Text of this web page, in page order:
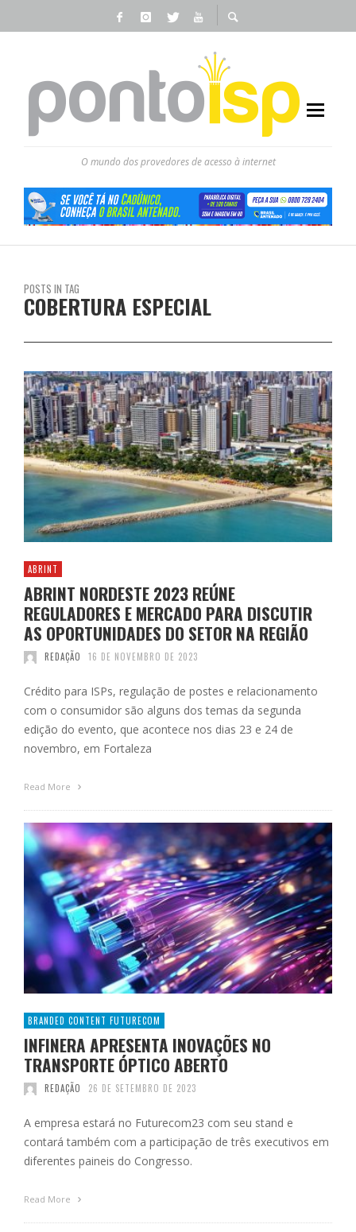
O mundo dos provedores de acesso à internet
POSTS IN TAG
COBERTURA ESPECIAL
ABRINT
ABRINT NORDESTE 2023 REÚNE
REGULADORES E MERCADO PARA DISCUTIR
AS OPORTUNIDADES DO SETOR NA REGIÃO
REDAÇÃO 16 DE NOVEMBRO DE 2023
Crédito para ISPs, regulação de postes e relacionamento
com o consumidor são alguns dos temas da segunda
edição do evento, que acontece nos dias 23 e 24 de
novembro, em Fortaleza
Read More
BRANDED CONTENT FUTURECOM
INFINERA APRESENTA INOVAÇÕES NO
TRANSPORTE ÓPTICO ABERTO
REDAÇÃO 26 DE SETEMBRO DE 2023
A empresa estará no Futurecom23 com seu stand e
contará também com a participação de três executivos em
diferentes paineis do Congresso.
Read More